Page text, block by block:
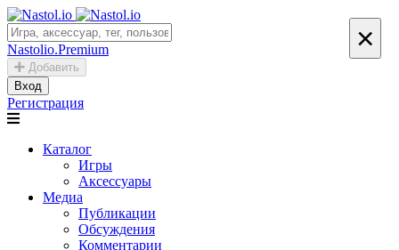
Nastolio.Premium
Добавить
Вход
Регистрация
Каталог
Игры
Аксессуары
Медиа
Публикации
Обсуждения
Комментарии
×